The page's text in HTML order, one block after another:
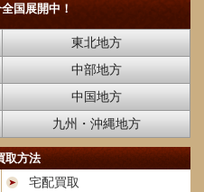
全国展開中！
東北地方
中部地方
中国地方
九州・沖縄地方
取方法
宅配買取